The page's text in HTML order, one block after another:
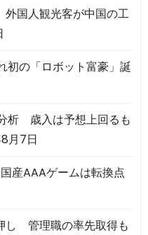
国人観光客が中国の工
初の「ロボット富豪」誕
析 歳入は予想上回るも
月7日
産AAAゲームは転換点
し 管理職の率先取得も